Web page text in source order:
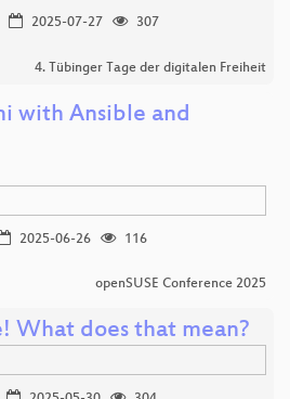
2025-07-27
307
4. Tübinger Tage der digitalen Freiheit
with Ansible and
2025-06-26
116
openSUSE Conference 2025
What does that mean?